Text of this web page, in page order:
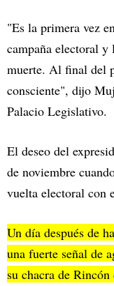
"Es la primera vez
campaña electoral y
muerte. Al final del
consciente", dijo
Palacio Legislativo.
El deseo del
de noviembre
vuelta electoral con
Un día después de
una fuerte señal de
su chacra de